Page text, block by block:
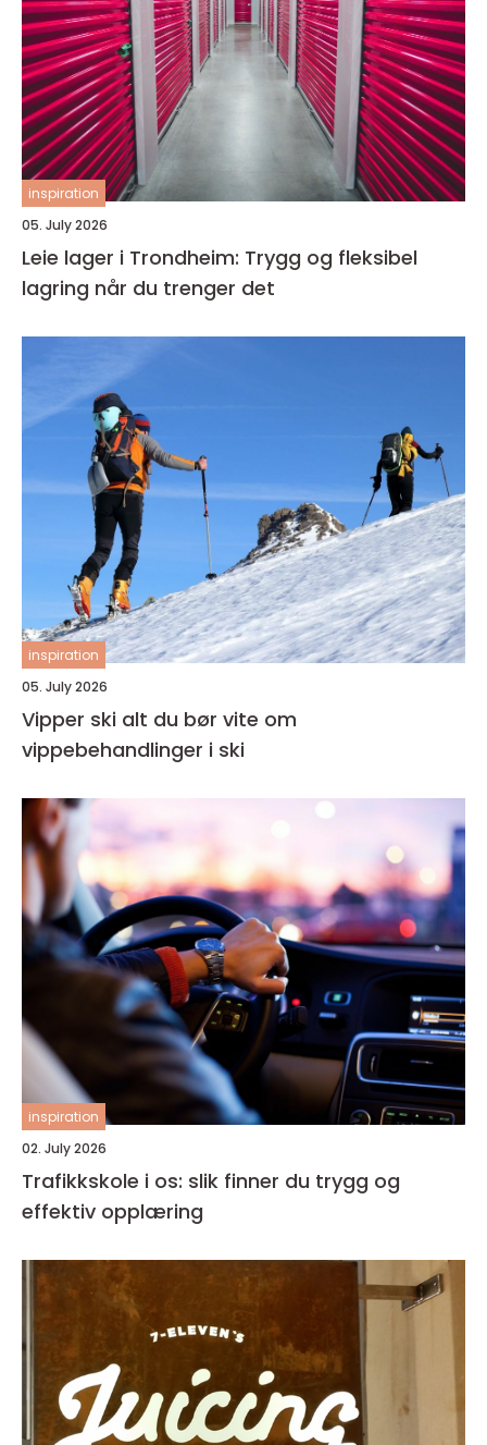
inspiration
05. July 2026
Leie lager i Trondheim: Trygg og fleksibel
lagring når du trenger det
inspiration
05. July 2026
Vipper ski alt du bør vite om
vippebehandlinger i ski
inspiration
02. July 2026
Trafikkskole i os: slik finner du trygg og
effektiv opplæring